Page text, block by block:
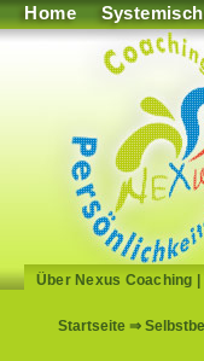
Home
Über Nexus Coaching |
Startseite ⇒